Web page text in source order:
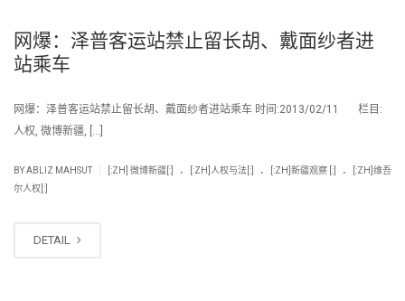
网爆：泽普客运站禁止留长胡、戴面纱者进
站乘车
网爆：泽普客运站禁止留长胡、戴面纱者进站乘车 时间:2013/02/11 栏目:
人权, 微博新疆, […]
BYABLIZ MAHSUT [:ZH] 微博新疆[:] . [:ZH]人权与法[:] . [:ZH]新疆观察 [:] .
[:ZH]维吾
尔人权[:]
DETAIL